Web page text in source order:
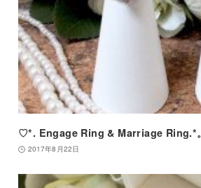
♡*. Engage Ring & Marriage Ring.*。
2017年8月22日